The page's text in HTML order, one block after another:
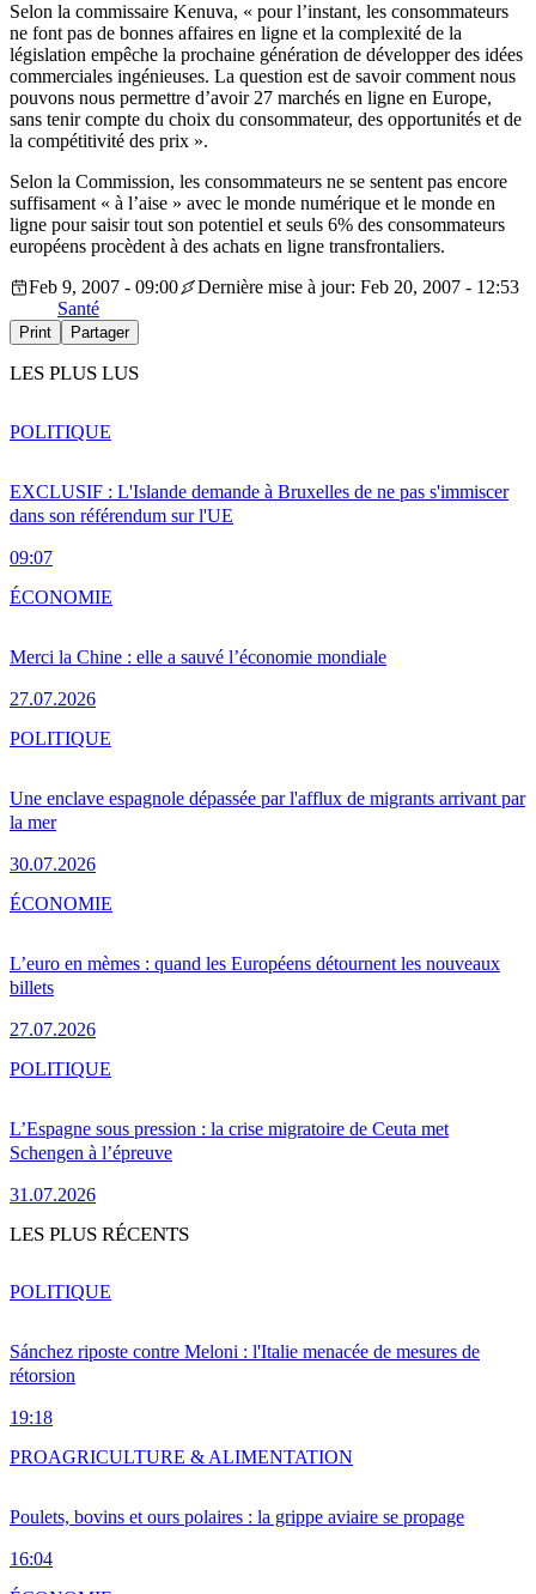
Selon la commissaire Kenuva, « pour l’instant, les consommateurs
ne font pas de bonnes affaires en ligne et la complexité de la
législation empêche la prochaine génération de développer des idées
commerciales ingénieuses. La question est de savoir comment nous
pouvons nous permettre d’avoir 27 marchés en ligne en Europe,
sans tenir compte du choix du consommateur, des opportunités et de
la compétitivité des prix ».
Selon la Commission, les consommateurs ne se sentent pas encore
suffisament « à l’aise » avec le monde numérique et le monde en
ligne pour saisir tout son potentiel et seuls 6% des consommateurs
européens procèdent à des achats en ligne transfrontaliers.
Feb 9, 2007 - 09:00
Dernière mise à jour: Feb 20, 2007 - 12:53
Santé
Print Partager
LES PLUS LUS
EXCLUSIF : L'Islande demande à Bruxelles de ne pas s'immiscer
dans son référendum sur l'UE
09:07
POLITIQUE
Merci la Chine : elle a sauvé l’économie mondiale
27.07.2026
ÉCONOMIE
Une enclave espagnole dépassée par l'afflux de migrants arrivant par
la mer
30.07.2026
POLITIQUE
L’euro en mèmes : quand les Européens détournent les nouveaux
billets
27.07.2026
ÉCONOMIE
L’Espagne sous pression : la crise migratoire de Ceuta met
Schengen à l’épreuve
31.07.2026
POLITIQUE
LES PLUS RÉCENTS
Sánchez riposte contre Meloni : l'Italie menacée de mesures de
rétorsion
19:18
POLITIQUE
Poulets, bovins et ours polaires : la grippe aviaire se propage
16:04
PROAGRICULTURE & ALIMENTATION